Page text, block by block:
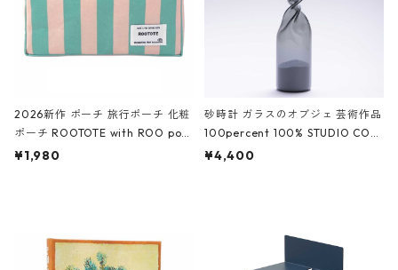
2026新作 ポーチ 旅行ポーチ 化粧
ポーチ ROOTOTE with ROO pou
ch 3532 ルートート WR.ポーチ.ラ
¥1,980
砂時計 ガラスのオブジェ 芸術作品
100percent 100% STUDIO COH
AKU Timeless 100パーセント ス
¥4,400